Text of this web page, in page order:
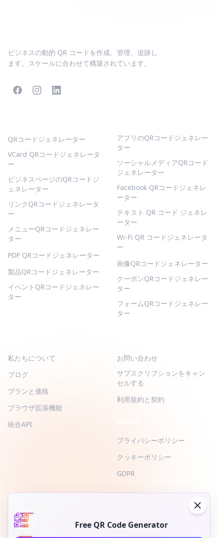
Free QR Code Generator
ビジネスの動的 QR コードを作成、管理、追跡し
ます。スケールに合わせて構築されています。
QRコードジェネレーター
VCard QRコードジェネレータ
ー
ビジネスページのQRコードジ
ェネレーター
リンクQRコードジェネレータ
ー
メニューQRコードジェネレー
ター
PDF QRコードジェネレーター
製品QRコードジェネレーター
イベントQRコードジェネレー
ター
アプリのQRコードジェネレー
ター
ソーシャルメディアQRコード
ジェネレーター
Facebook QRコードジェネレ
ーター
テキスト QR コード ジェネレ
ーター
Wi-Fi QR コードジェネレータ
ー
画像QRコードジェネレーター
クーポンQRコードジェネレー
ター
フォームQRコードジェネレー
ター
私たちについて
ブログ
プランと価格
ブラウザ拡張機能
統合API
お問い合わせ
サブスクリプションをキャン
セルする
利用規約と契約
プライバシーポリシー
クッキーポリシー
GDPR